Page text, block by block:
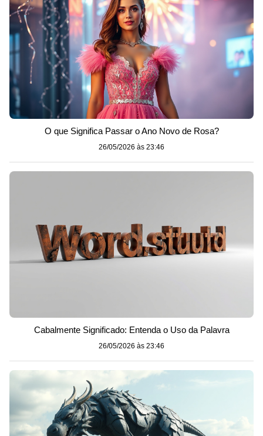
O que Significa Passar o Ano Novo de Rosa?
26/05/2026 às 23:46
Cabalmente Significado: Entenda o Uso da Palavra
26/05/2026 às 23:46